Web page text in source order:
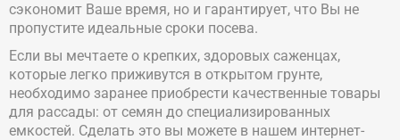
сэкономит Ваше время, но и гарантирует, что Вы не
пропустите идеальные сроки посева.
Если вы мечтаете о крепких, здоровых саженцах,
которые легко приживутся в открытом грунте,
необходимо заранее приобрести качественные товары
для рассады: от семян до специализированных
емкостей. Сделать это вы можете в нашем интернет-